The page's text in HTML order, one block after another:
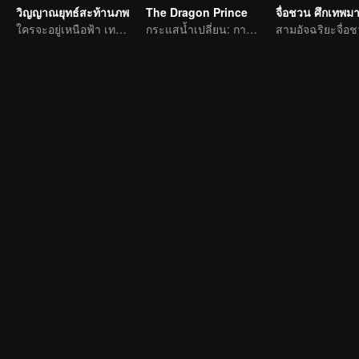
วิญญาณยุทธ์สะท้านภพ
ใครจะอยู่เหนือฟ้า เทพนักรบไร้เทียมทาน
The Dragon Prince
กระแสน้ำเปลี่ยน: การผจญภัยของนักเขียนหนุ่ม